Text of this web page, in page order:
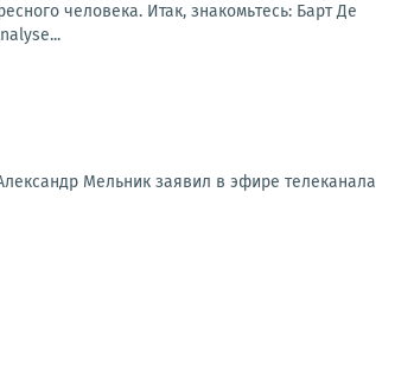
человека. Итак, знакомьтесь: Барт Де
Мельник заявил в эфире телеканала